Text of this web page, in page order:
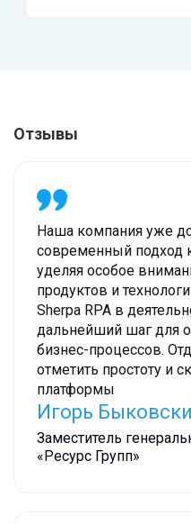
Отзывы
Наша компания уже
современный подход
уделяя особое
продуктов и
Sherpa RPA в
дальнейший шаг для
бизнес-процессов.
отметить простоту и
платформы
Игорь
Заместитель
«Ресурс Групп»